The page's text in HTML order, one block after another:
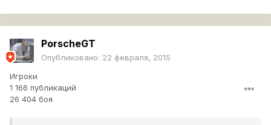
PorscheGT
Опубликовано: 22 февраля, 2015
Игроки
1 166 публикаций
26 404 боя